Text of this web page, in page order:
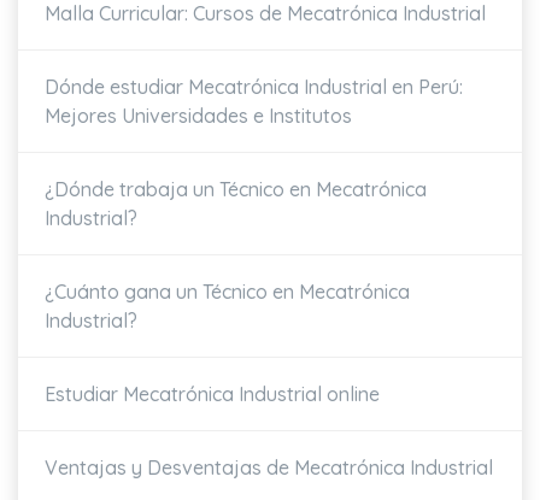
Malla Curricular: Cursos de Mecatrónica Industrial
Dónde estudiar Mecatrónica Industrial en Perú:
Mejores Universidades e Institutos
¿Dónde trabaja un Técnico en Mecatrónica
Industrial?
¿Cuánto gana un Técnico en Mecatrónica
Industrial?
Estudiar Mecatrónica Industrial online
Ventajas y Desventajas de Mecatrónica Industrial